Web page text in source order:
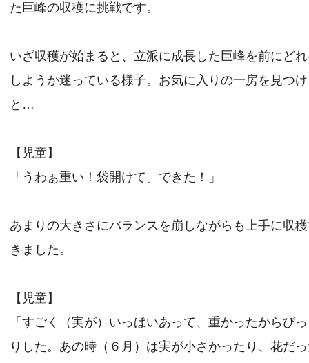
た巨峰の収穫に挑戦です。
いざ収穫が始まると、立派に成長した巨峰を前にど
しようか迷っている様子。お気に入りの一房を見つ
と…
【児童】
「うわぁ重い！袋開けて。できた！」
あまりの大きさにバランスを崩しながらも上手に収
きました。
【児童】
「すごく（実が）いっぱいあって、重かったからび
りした。あの時（６月）は実が小さかったり、花だ